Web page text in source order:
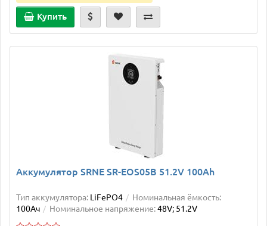
Купить
Аккумулятор SRNE SR-EOS05B 51.2V 100Ah
Тип аккумулятора: LiFePO4
Номинальная ёмкость:
100Ач
Номинальное напряжение:48V; 51.2V